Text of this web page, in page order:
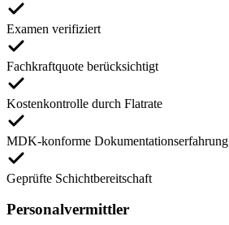
Examen verifiziert
Fachkraftquote berücksichtigt
Kostenkontrolle durch Flatrate
MDK-konforme Dokumentationserfahrung
Geprüfte Schichtbereitschaft
Personalvermittler